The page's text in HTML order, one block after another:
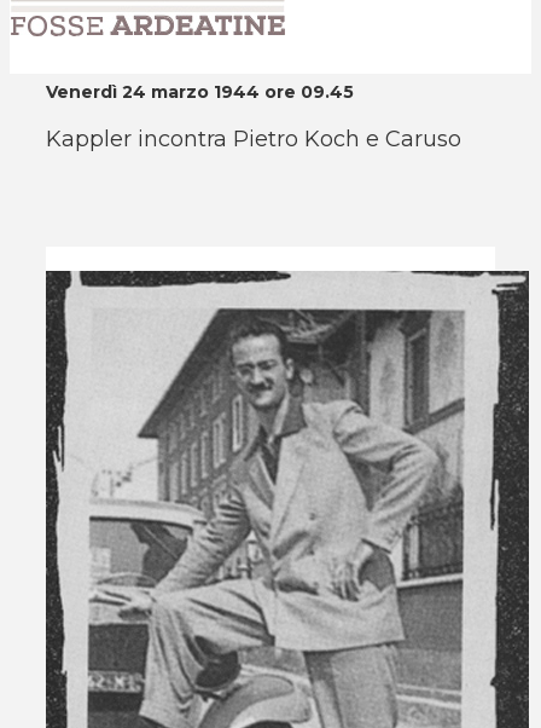
Venerdì 24 marzo 1944 ore 09.45
Kappler incontra Pietro Koch e Caruso